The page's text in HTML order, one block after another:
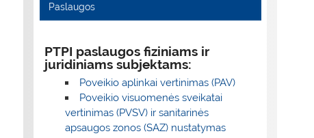
Paslaugos
PTPI paslaugos fiziniams ir
juridiniams subjektams:
Poveikio aplinkai vertinimas (PAV)
Poveikio visuomenės sveikatai
vertinimas (PVSV) ir sanitarinės
apsaugos zonos (SAZ) nustatymas